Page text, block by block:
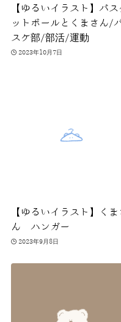
【ゆるいイラスト】バス
ットボールとくまさん/
スケ部/部活/運動
2023年10月7日
【ゆるいイラスト】くま
ん ハンガー
2023年9月8日